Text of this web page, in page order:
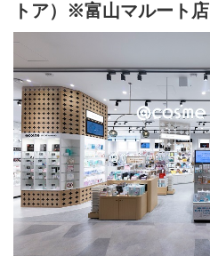
トア）※富山マルート店